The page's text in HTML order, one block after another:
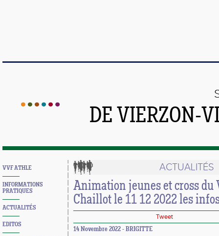
DE VIERZON-
VVF ATHLE
INFORMATIONS
PRATIQUES
ACTUALITÉS
EDITOS
ACTUALITÉS
Animation jeunes et cross du
Chaillot le 11 12 2022 les
Tweet
14 Novembre 2022 - BRIGITTE